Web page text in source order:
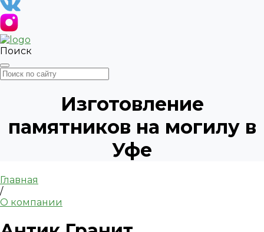
Поиск
Изготовление
памятников на могилу в
Уфе
Главная
/
О компании